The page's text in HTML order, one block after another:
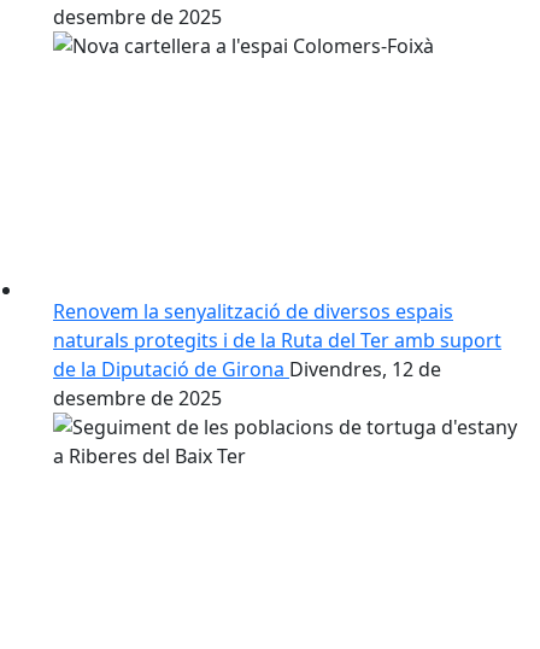
desembre de 2025
Renovem la senyalització de diversos espais
naturals protegits i de la Ruta del Ter amb suport
de la Diputació de Girona Divendres, 12 de
desembre de 2025